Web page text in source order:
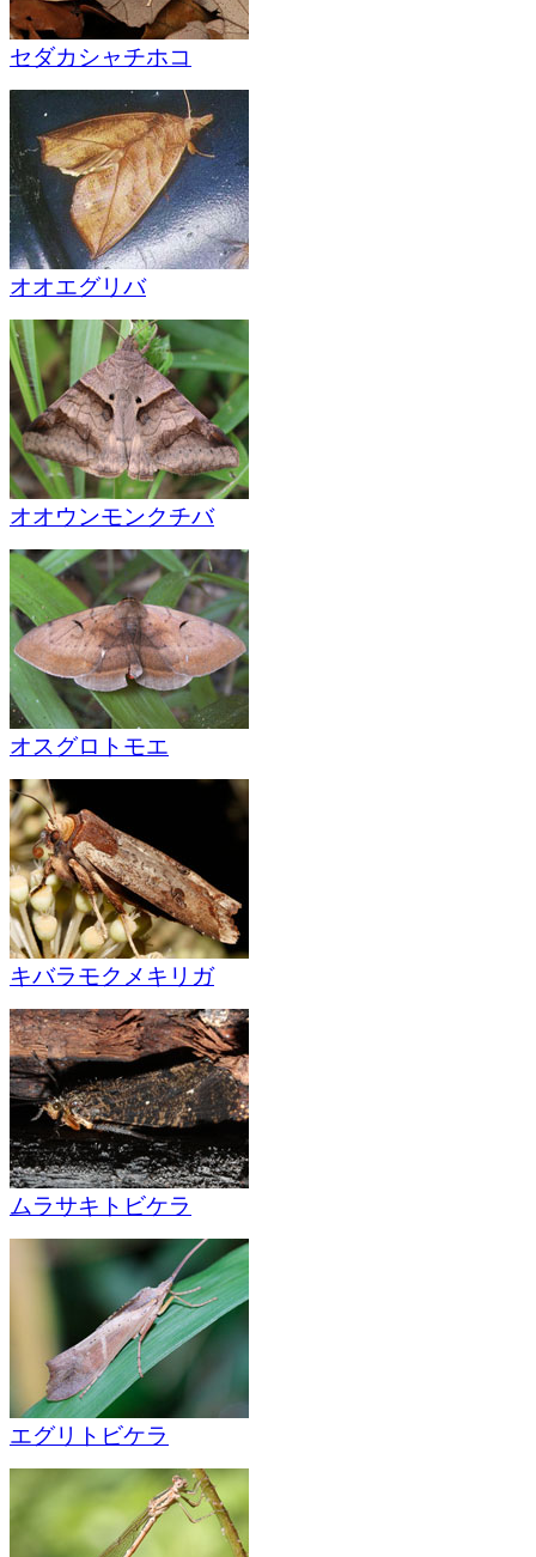
セダカシャチホコ
オオエグリバ
オオウンモンクチバ
オスグロトモエ
キバラモクメキリガ
ムラサキトビケラ
エグリトビケラ